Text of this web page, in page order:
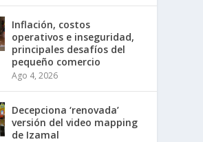
Inflación, costos
operativos e inseguridad,
principales desafíos del
pequeño comercio
Ago 4, 2026
Decepciona ‘renovada’
versión del video mapping
de Izamal